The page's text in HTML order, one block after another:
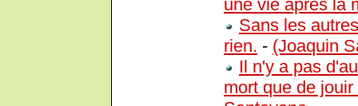
une vie après la
Sans les
rien. - (Joaquin
Il n'y a pas
mort que de